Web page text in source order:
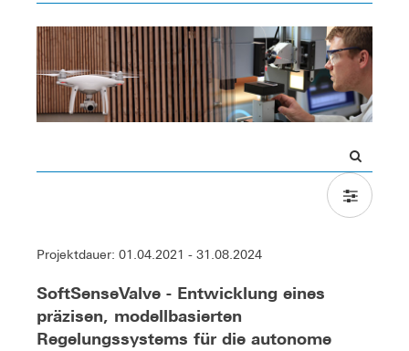
Projektdauer: 01.04.2021 - 31.08.2024
SoftSenseValve - Entwicklung eines
präzisen, modellbasierten
Regelungssystems für die autonome